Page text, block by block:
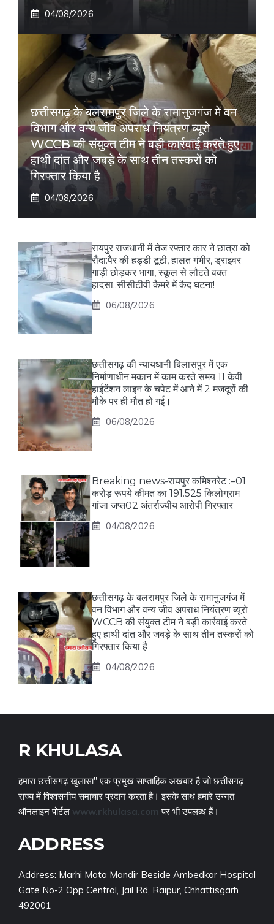
04/08/2026
छत्तीसगढ़ के बलरामपुर जिले के रामानुजगंज में वन
विभाग और वन्य जीव अपराध नियंत्रण ब्यूरो
WCCB की संयुक्त टीम ने बड़ी कार्रवाई करते हुए
हाथी दांत और जबड़े के साथ तीन तस्करों को
गिरफ्तार किया है
04/08/2026
रायपुर राजधानी में तेज रफ्तार कार ने छात्रा को
रौंदा:पैर की हड्डी टूटी, हालत गंभीर, ड्राइवर
गाड़ी छोड़कर भागा, स्कूल से लौटते वक्त
हादसा..सीसीटीवी कैमरे में कैद घटना!
06/08/2026
छत्तीसगढ़ की न्यायधानी बिलासपुर में एक
निर्माणाधीन मकान में काम करते समय 11 केवी
हाईटेंशन लाइन के चपेट में आने में 2 मजदूरों की
मौके पर ही मौत हो गई।
06/08/2026
Breaking news-रायपुर कमिश्नरेट :–01
करोड़ रूपये कीमत का 191.525 किलोग्राम
गांजा जप्त02 अंतर्राज्यीय आरोपी गिरफ्तार
04/08/2026
छत्तीसगढ़ के बलरामपुर जिले के रामानुजगंज में
वन विभाग और वन्य जीव अपराध नियंत्रण ब्यूरो
WCCB की संयुक्त टीम ने बड़ी कार्रवाई करते
हुए हाथी दांत और जबड़े के साथ तीन तस्करों को
गिरफ्तार किया है
04/08/2026
R KHULASA
हमारा छत्तीसगढ़ खुलासा" एक प्रमुख साप्ताहिक अख़बार है जो छत्तीसगढ़
राज्य में विश्वसनीय समाचार प्रदान करता है। इसके साथ हमारे उन्नत
ऑनलाइन पोर्टल www.rkhulasa.com पर भी उपलब्ध हैं।
ADDRESS
Address: Marhi Mata Mandir Beside Ambedkar Hospital
Gate No-2 Opp Central, Jail Rd, Raipur, Chhattisgarh
492001